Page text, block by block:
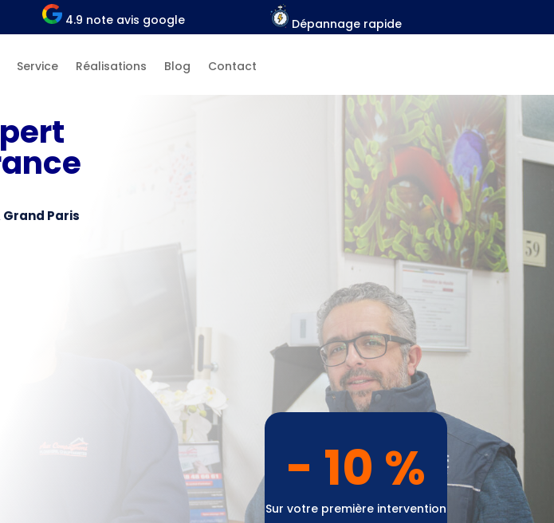
4.9 note avis google Dépannage rapide
Service Réalisations Blog Contact
Paris
- 10 %
Sur votre première intervention